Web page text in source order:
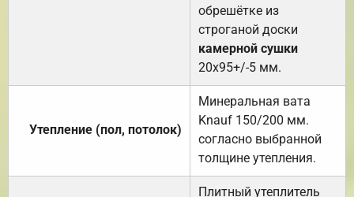
обрешётке из
строганой доски
камерной сушки
20х95+/-5 мм.
Утепление (пол, потолок)
Минеральная вата
Knauf 150/200 мм.
согласно выбранной
толщине утепления.
Плитный утеплитель